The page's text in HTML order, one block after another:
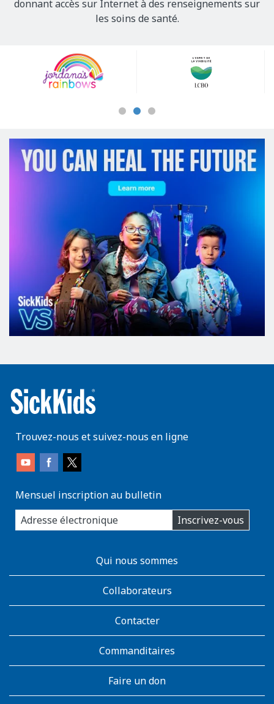
donnant accès sur Internet à des renseignements sur
les soins de santé.
Sponsors
Trouvez-nous et suivez-nous en ligne
Mensuel inscription au bulletin
enter
you
email
Inscrivez-vous
AboutKidsHealthQui nous sommes
Collaborateurs
Contacter
Commanditaires
Faire un don